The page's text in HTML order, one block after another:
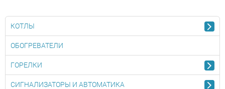
КОТЛЫ
ОБОГРЕВАТЕЛИ
ГОРЕЛКИ
СИГНАЛИЗАТОРЫ И АВТОМАТИКА